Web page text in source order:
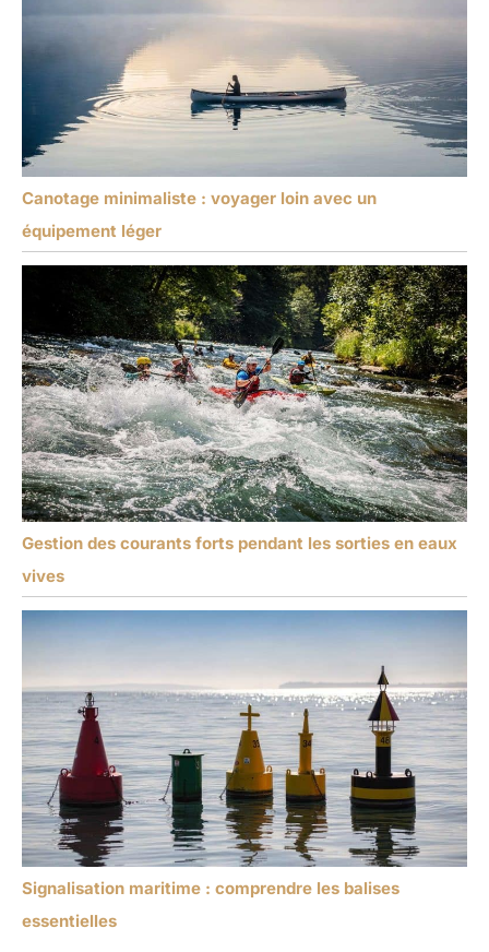
Canotage minimaliste : voyager loin avec un
équipement léger
Gestion des courants forts pendant les sorties en eaux
vives
Signalisation maritime : comprendre les balises
essentielles